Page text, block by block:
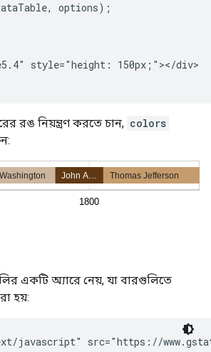
options);
style="height: 150px;"></div>
রঙ নিয়ন্ত্রণ করতে চান, colors
একটি অ্যারে নেয়, যা বারগুলিতে
হয়:
javascript" src="https://